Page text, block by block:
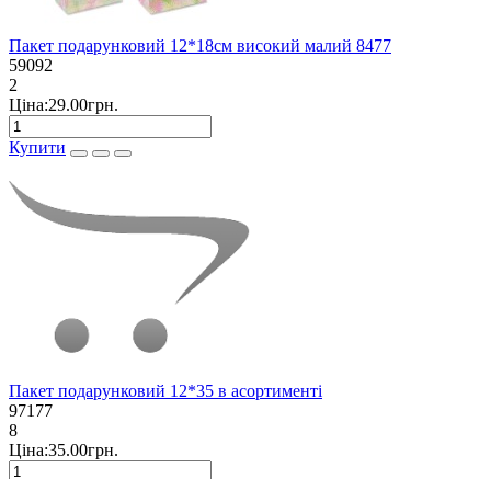
Пакет подарунковий 12*18см високий малий 8477
59092
2
Ціна:29.00грн.
Купити
Пакет подарунковий 12*35 в асортименті
97177
8
Ціна:35.00грн.